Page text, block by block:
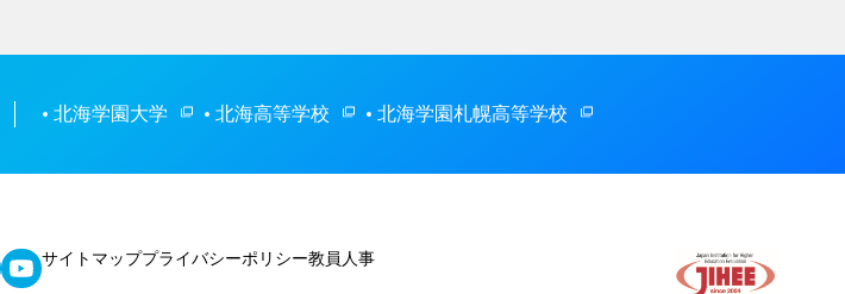
北海学園大学 北海高等学校 北海学園札幌高等学校
サイトマッププライバシーポリシー教員人事